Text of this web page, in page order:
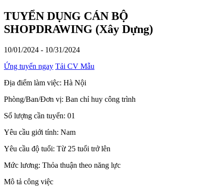
TUYỂN DỤNG CÁN BỘ
SHOPDRAWING (Xây Dựng)
10/01/2024 - 10/31/2024
Ứng tuyển ngay Tải CV Mẫu
Địa điểm làm việc: Hà Nội
Phòng/Ban/Đơn vị: Ban chỉ huy công trình
Số lượng cần tuyển: 01
Yêu cầu giới tính: Nam
Yêu cầu độ tuổi: Từ 25 tuổi trở lên
Mức lương: Thỏa thuận theo năng lực
Mô tả công việc